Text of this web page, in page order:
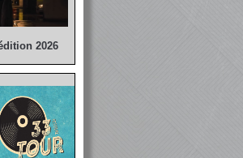
2026